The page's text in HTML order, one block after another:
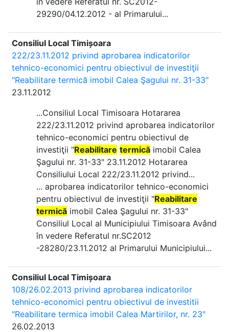
29290/04.12.2012 - al Primarului...
Consiliul Local Timișoara
222/23.11.2012 privind aprobarea indicatorilor
tehnico-economici pentru obiectivul de investiţii
"Reabilitare termică imobil Calea Şagului nr. 31-33"
23.11.2012
...Consiliul Local Timisoara Hotararea
222/23.11.2012 privind aprobarea indicatorilor
tehnico-economici pentru obiectivul de
investiţii "Reabilitare termică imobil Calea
Şagului nr. 31-33" 23.11.2012 Hotararea
Consiliului Local 222/23.11.2012 privind...
... aprobarea indicatorilor tehnico-economici
pentru obiectivul de investiţii "Reabilitare
termică imobil Calea Şagului nr. 31-33"
Consiliul Local al Municipiului Timisoara Având
în vedere Referatul nr.SC2012
-28280/23.11.2012 al Primarului Municipiului...
Consiliul Local Timișoara
108/26.02.2013 privind aprobarea indicatorilor
tehnico-economici pentru obiectivul de investitii
"Reabilitare termica imobil Calea Martirilor, nr. 23"
26.02.2013